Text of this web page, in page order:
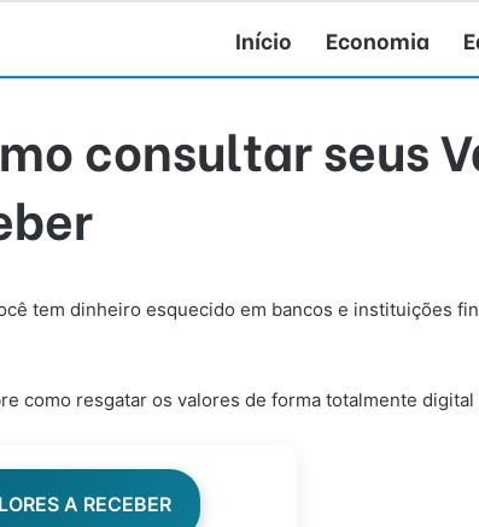
Início Economia
consultar seus
tem dinheiro esquecido em bancos e instituições
como resgatar os valores de forma totalmente digital
A RECEBER